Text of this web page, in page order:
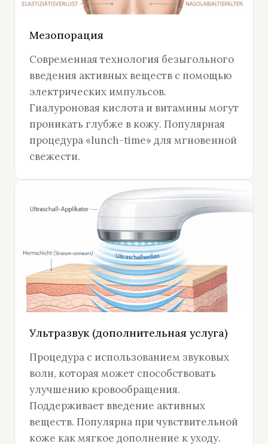
Мезопорация
Современная технология безыгольного
введения активных веществ с помощью
электрических импульсов.
Гиалуроновая кислота и витамины могут
проникать глубже в кожу. Популярная
процедура «lunch-time» для мгновенной
свежести.
Ультразвук (дополнительная услуга)
Процедура с использованием звуковых
волн, которая может способствовать
улучшению кровообращения.
Поддерживает введение активных
веществ. Популярна при чувствительной
коже как мягкое дополнение к уходу.